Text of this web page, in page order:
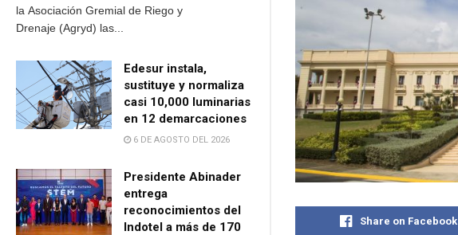
la Asociación Gremial de Riego y
Drenaje (Agryd) las...
Edesur instala,
sustituye y normaliza
casi 10,000 luminarias
en 12 demarcaciones
6 DE AGOSTO DEL 2026
Presidente Abinader
entrega
reconocimientos del
Indotel a más de 170
Share on Facebook